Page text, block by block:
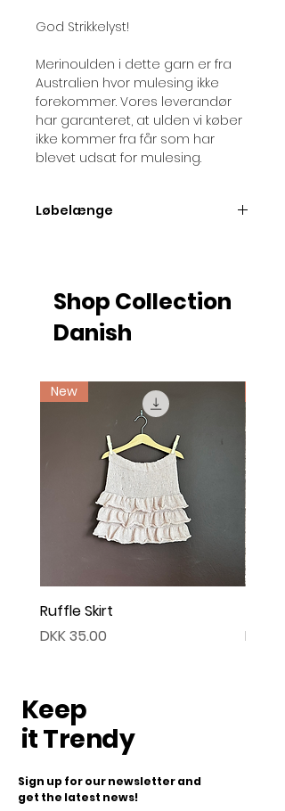
God Strikkelyst!
Merinoulden i dette garn er fra
Australien hvor mulesing ikke
forekommer. Vores leverandør
har garanteret, at ulden vi køber
ikke kommer fra får som har
blevet udsat for mulesing.
Løbelænge
Shop Collection
Danish
New
Ruffle Skirt
Price
DKK 35.00
Price
DKK
Keep
it Trendy
Sign up for our newsletter and
get the latest news!